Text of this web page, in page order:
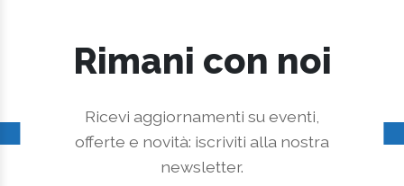
Rimani con noi
Ricevi aggiornamenti su eventi,
offerte e novità: iscriviti alla nostra
newsletter.